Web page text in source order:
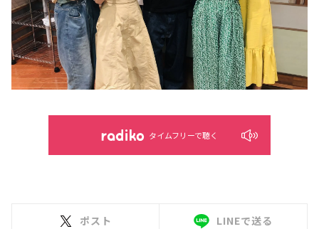
タイムフリーで聴く
ポスト LINEで送る